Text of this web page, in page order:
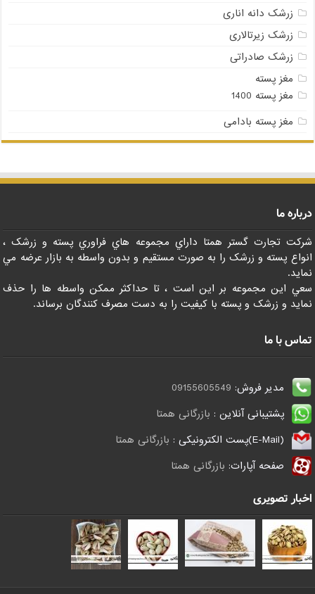
زرشک دانه اناری
زرشک زیرتالاری
زرشک صادراتی
مغز پسته
مغز پسته 1400
مغز پسته بادامی
درباره ما
شرکت تجارت گستر همتا داراي مجموعه هاي فراوري پسته و زرشک ،
انواع پسته و زرشک را به صورت مستقيم و بدون واسطه به بازار عرضه مي
نمايد.
سعي اين مجموعه بر اين است ، تا حداکثر ممکن واسطه ها را حذف
نمايد و زرشک و پسته با کيفيت را به دست مصرف کنندگان برساند.
تماس با ما
مدیر فروش: 09155605549
پشتیبانی آنلاین : بازرگانی همتا
(E-Mail)پست الکترونیکی :
بازرگانی همتا
صفحه آپارات: بازرگانی همتا
اخبار تصویری